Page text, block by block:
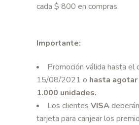
cada $ 800 en compras.
Importante:
Promoción válida hasta el
15/08/2021 o hasta
1.000 unidades.
Los clientes VISA
tarjeta para canjear los